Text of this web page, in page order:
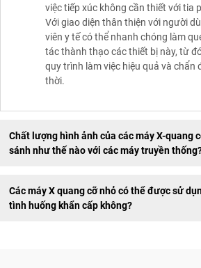
việc tiếp xúc không cần thiết với tia
Với giao diện thân thiện với người
viên y tế có thể nhanh chóng làm
tác thành thạo các thiết bị này, từ
quy trình làm việc hiệu quả và chẩn
thời.
Chất lượng hình ảnh của các máy X-quang
sánh như thế nào với các máy truyền
Các máy X quang cỡ nhỏ có thể được sử
tình huống khẩn cấp không?